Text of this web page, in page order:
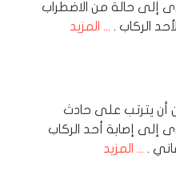
إلى حالة من الاضطراب
الركاب . ... المزيد
أن يترتب على حادث
إلى إصابة أحد الركاب
. ... المزيد